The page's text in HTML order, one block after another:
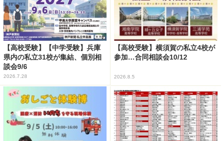
【高校受験】【中学受験】兵庫
県内の私立31校が集結、個別相
談会9/6
2026.7.28
【高校受験】横須賀の私立4校が
参加…合同相談会10/12
2026.8.5